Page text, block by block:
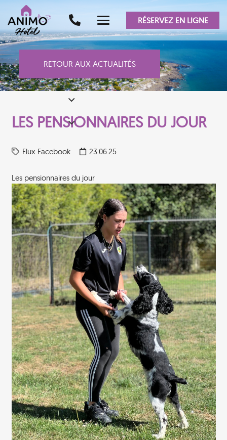
RÉSERVEZ EN LIGNE
RETOUR AUX ACTUALITÉS
LES PENSIONNAIRES DU JOUR
Flux Facebook 23.06.25
Les pensionnaires du jour